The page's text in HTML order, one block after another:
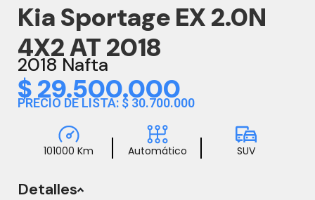
Kia Sportage EX 2.0N
4X2 AT 2018
2018 Nafta
$29.500.000
PRECIO DE LISTA: $ 30.700.000
101000 Km Automático SUV
Detalles